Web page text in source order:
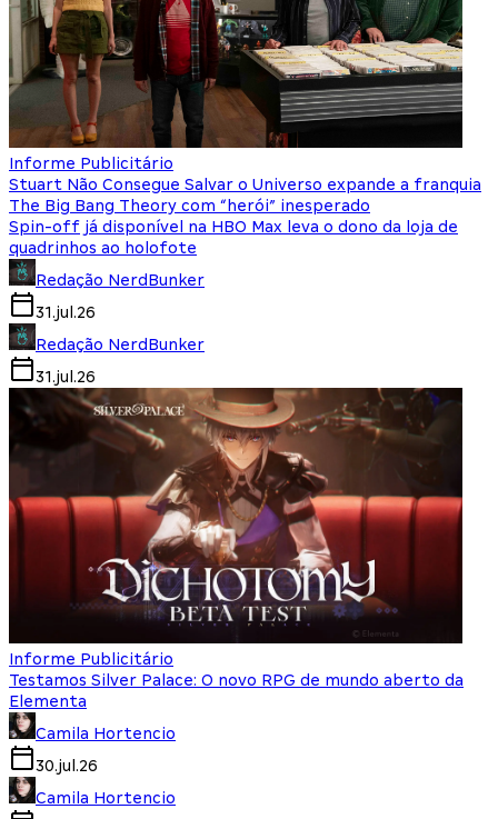
Informe Publicitário
Stuart Não Consegue Salvar o Universo expande a franquia
The Big Bang Theory com “herói” inesperado
Spin-off já disponível na HBO Max leva o dono da loja de
quadrinhos ao holofote
Redação NerdBunker
31.jul.26
Redação NerdBunker
31.jul.26
Informe Publicitário
Testamos Silver Palace: O novo RPG de mundo aberto da
Elementa
Camila Hortencio
30.jul.26
Camila Hortencio